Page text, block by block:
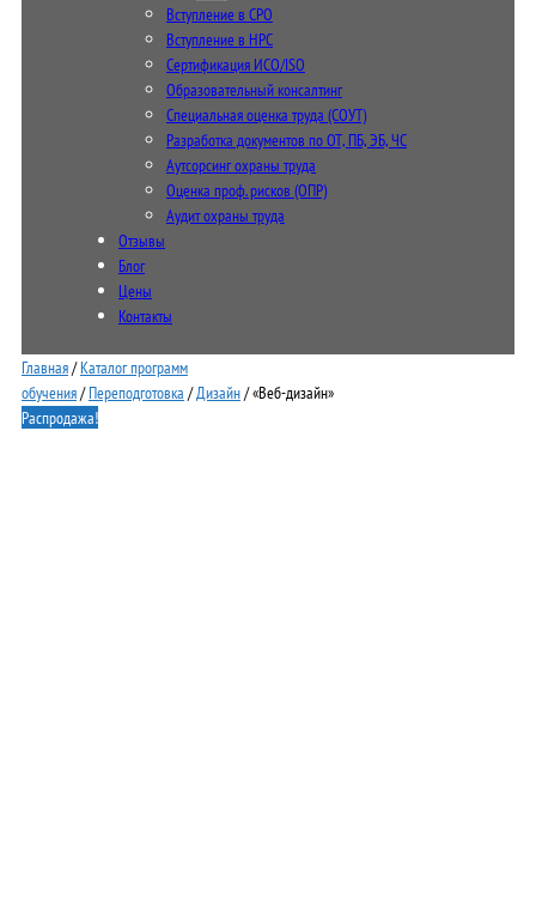
Вступление в СРО
Вступление в НРС
Сертификация ИСО/ISO
Образовательный консалтинг
Специальная оценка труда (СОУТ)
Разработка документов по ОТ, ПБ, ЭБ, ЧС
Аутсорсинг охраны труда
Оценка проф. рисков (ОПР)
Аудит охраны труда
Отзывы
Блог
Цены
Контакты
Главная/Каталог программ
обучения/Переподготовка /Дизайн/ «Веб-дизайн»
Распродажа!